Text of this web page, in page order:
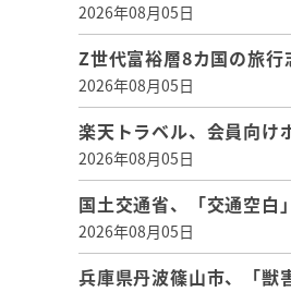
2026年08月05日
Z世代富裕層8カ国の旅
2026年08月05日
楽天トラベル、会員向け
2026年08月05日
国土交通省、「交通空白
2026年08月05日
兵庫県丹波篠山市、「獣